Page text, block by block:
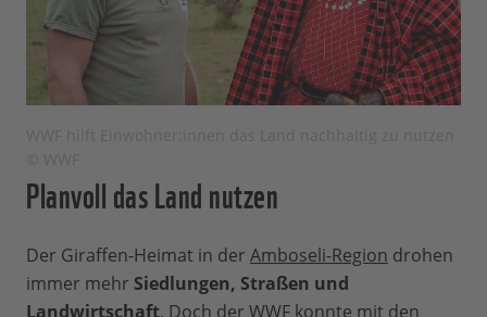
Planvoll das Land nutzen
Der Giraffen-Heimat in der Amboseli-Region drohen
immer mehr Siedlungen, Straßen und
Landwirtschaft. Doch der WWF konnte mit den